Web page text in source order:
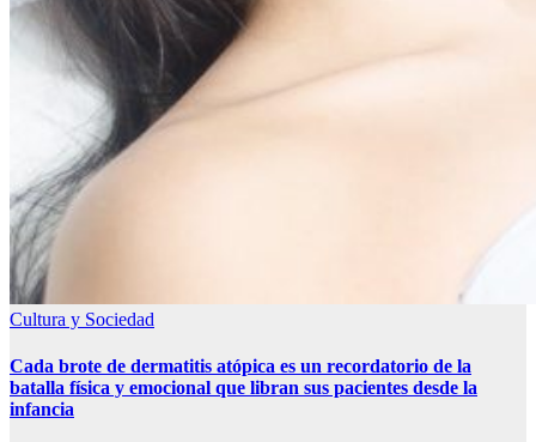
Cultura y Sociedad
Cada brote de dermatitis atópica es un recordatorio de la
batalla física y emocional que libran sus pacientes desde la
infancia